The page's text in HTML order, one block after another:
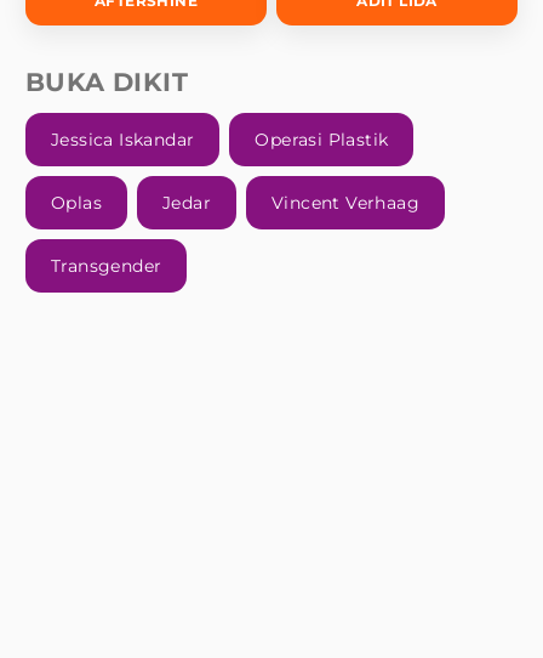
BUKA DIKIT
Jessica Iskandar Operasi Plastik
Oplas Jedar Vincent Verhaag
Transgender